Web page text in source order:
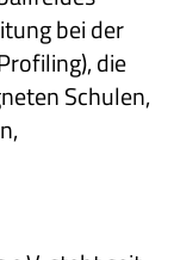
bei der
die
Schulen,